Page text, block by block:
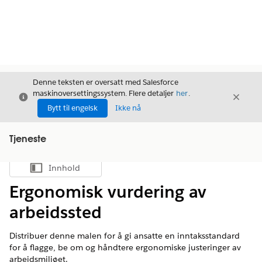
Avslutt
Denne teksten er oversatt med Salesforce
maskinoversettingssystem. Flere detaljer her.
Bytt til engelsk
Ikke nå
Avslutt
Tjeneste
Vis innholdsfortegnelse
Innhold
Ergonomisk vurdering av
arbeidssted
Distribuer denne malen for å gi ansatte en inntaksstandard
for å flagge, be om og håndtere ergonomiske justeringer av
arbeidsmiljøet.